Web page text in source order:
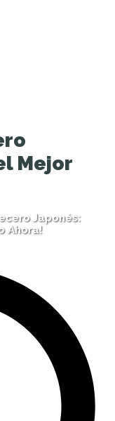
Mejor
Japonés:
Ahora!